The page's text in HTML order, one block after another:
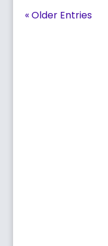
« Older Entries